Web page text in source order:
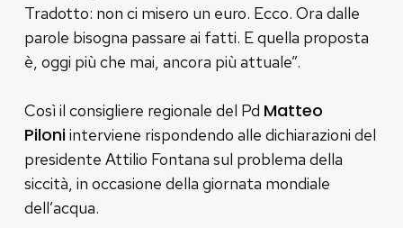
Tradotto: non ci misero un euro. Ecco. Ora dalle
parole bisogna passare ai fatti. E quella proposta
è, oggi più che mai, ancora più attuale”.
Così il consigliere regionale del Pd Matteo
Piloniinterviene rispondendo alle dichiarazioni del
presidente Attilio Fontana sul problema della
siccità, in occasione della giornata mondiale
dell’acqua.